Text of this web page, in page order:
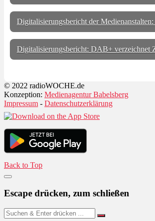
Digitalisierungsbericht der
Digitalisierungsbericht: DAB+ verzeichnet
© 2022 radioWOCHE.de
Konzeption: Medienagentur Babelsberg
Impressum - Datenschutzerklärung
Back to Top
Escape drücken, zum schließen